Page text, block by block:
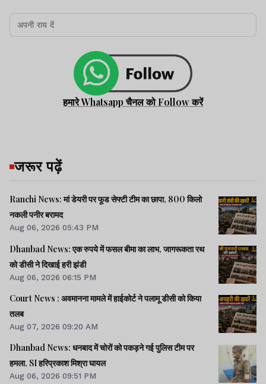
हमारे Whatsapp चैनल को Follow करें
जरूर पढ़ें
Ranchi News: मां डेयरी पर फूड सेफ्टी टीम का छापा, 800 किलो
नकली पनीर बरामद
Aug 06, 2026 05:43 PM
Dhanbad News: एक रुपये में फसल बीमा का लाभ, जागरूकता रथ
को डीसी ने दिखाई हरी झंडी
Aug 06, 2026 06:15 PM
Court News : अवमानना मामले में हाईकोर्ट ने पलामू डीसी को किया
तलब
Aug 07, 2026 09:20 AM
Dhanbad News: धनबाद में चोरों को पकड़ने गई पुलिस टीम पर
हमला, SI हरिप्रकाश मिश्रा घायल
Aug 06, 2026 09:51 PM